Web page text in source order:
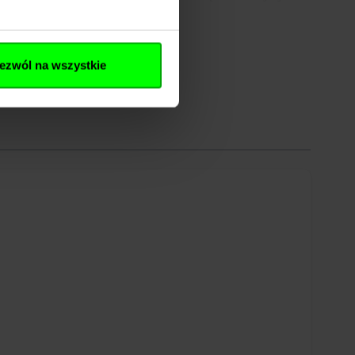
na wszystkie
nie obciąża kieszeni, a jednocześnie zapewnia pełną